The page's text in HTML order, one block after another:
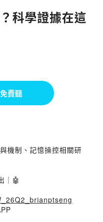
科學證據在這
費聽
機制、記憶操控相關研
｜🤖